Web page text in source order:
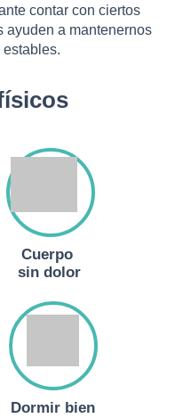
contar con ciertos
ayuden a mantenernos
Cuerpo
sin dolor
Dormir bien